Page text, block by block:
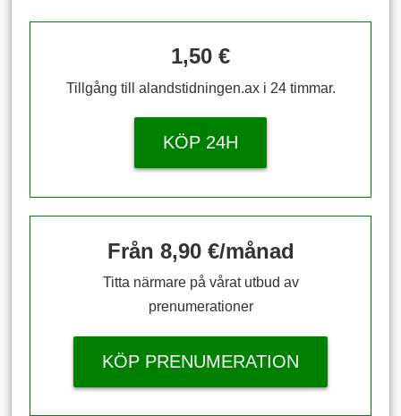
1,50 €
Tillgång till alandstidningen.ax i 24 timmar.
KÖP 24H
Från 8,90 €/månad
Titta närmare på vårat utbud av
prenumerationer
KÖP PRENUMERATION